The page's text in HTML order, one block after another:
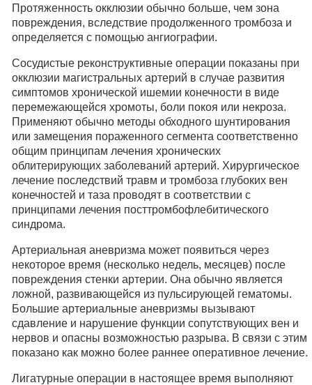
Протяженность окклюзии обычно больше, чем зона
повреждения, вследствие продолженного тромбоза и
определяется с помощью ангиографии.
Сосудистые реконструктивные операции показаны при
окклюзии магистральных артерий в случае развития
симптомов хронической ишемии конечности в виде
перемежающейся хромоты, боли покоя или некроза.
Применяют обычно методы обходного шунтирования
или замещения пораженного сегмента соответственно
общим принципам лечения хронических
облитерирующих заболеваний артерий. Хирургическое
лечение последствий травм и тромбоза глубоких вен
конечностей и таза проводят в соответствии с
принципами лечения посттромбофлебитического
синдрома.
Артериальная аневризма может появиться через
некоторое время (несколько недель, месяцев) после
повреждения стенки артерии. Она обычно является
ложной, развивающейся из пульсирующей гематомы.
Большие артериальные аневризмы вызывают
сдавление и нарушение функции сопутствующих вен и
нервов и опасны возможностью разрыва. В связи с этим
показано как можно более раннее оперативное лечение.
Лигатурные операции в настоящее время выполняют